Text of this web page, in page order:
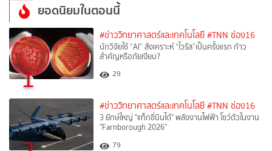
ยอดนิยมในตอนนี้
1
#ข่าววิทยาศาสตร์และเทคโนโลยี #TNN ช่อง16
นักวิจัยใช้ “AI” สังเคราะห์ “ไวรัส”เป็นครั้งแรก ก้าว
สำคัญหรือภัยเงียบ?
29
#ข่าววิทยาศาสตร์และเทคโนโลยี #TNN ช่อง16
3 ยักษ์ใหญ่ "แท็กซี่บินได้" พลังงานไฟฟ้า โชว์ตัวในงาน
"Farnborough 2026"
79